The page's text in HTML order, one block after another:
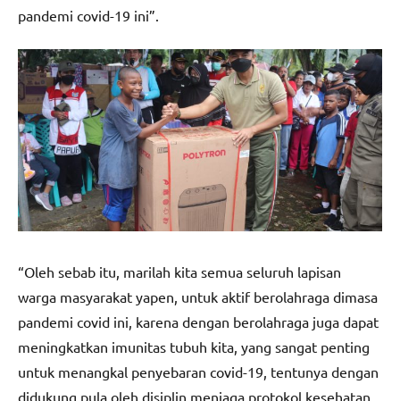
pandemi covid-19 ini”.
“Oleh sebab itu, marilah kita semua seluruh lapisan
warga masyarakat yapen, untuk aktif berolahraga dimasa
pandemi covid ini, karena dengan berolahraga juga dapat
meningkatkan imunitas tubuh kita, yang sangat penting
untuk menangkal penyebaran covid-19, tentunya dengan
didukung pula oleh disiplin menjaga protokol kesehatan